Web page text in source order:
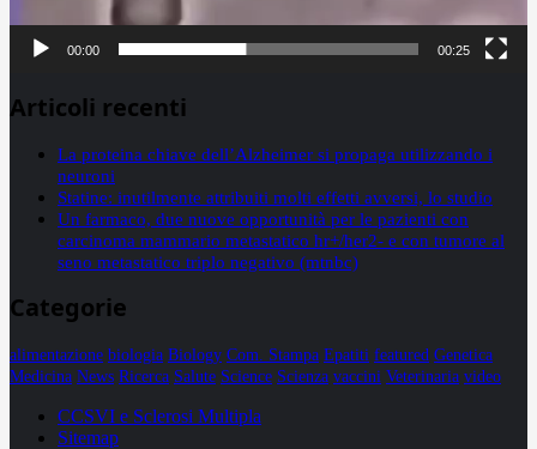
00:00 00:25
Articoli recenti
La proteina chiave dell’Alzheimer si propaga utilizzando i
neuroni
Statine: inutilmente attribuiti molti effetti avversi, lo studio
Un farmaco, due nuove opportunità per le pazienti con
carcinoma mammario metastatico hr+/her2- e con tumore al
seno metastatico triplo negativo (mtnbc)
Categorie
alimentazione biologia Biology Com. Stampa Epatiti featured Genetica
Medicina News Ricerca Salute Science Scienza vaccini Veterinaria video
CCSVI e Sclerosi Multipla
Sitemap